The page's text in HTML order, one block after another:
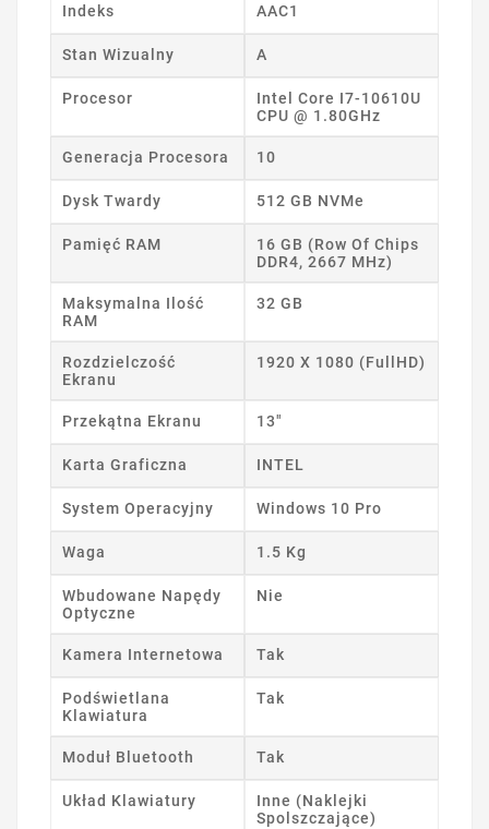
Indeks AAC1
Stan Wizualny A
Procesor
Intel Core I7-10610U
CPU @ 1.80GHz
Generacja Procesora 10
Dysk Twardy 512 GB NVMe
Pamięć RAM
16 GB (Row Of Chips
DDR4, 2667 MHz)
Maksymalna Ilość
RAM
32 GB
Rozdzielczość
Ekranu
1920 X 1080 (FullHD)
Przekątna Ekranu 13"
Karta Graficzna INTEL
System Operacyjny Windows 10 Pro
Waga 1.5 Kg
Wbudowane Napędy
Optyczne
Nie
Kamera Internetowa Tak
Podświetlana
Klawiatura
Tak
Moduł Bluetooth Tak
Układ Klawiatury
Inne (Naklejki
Spolszczające)